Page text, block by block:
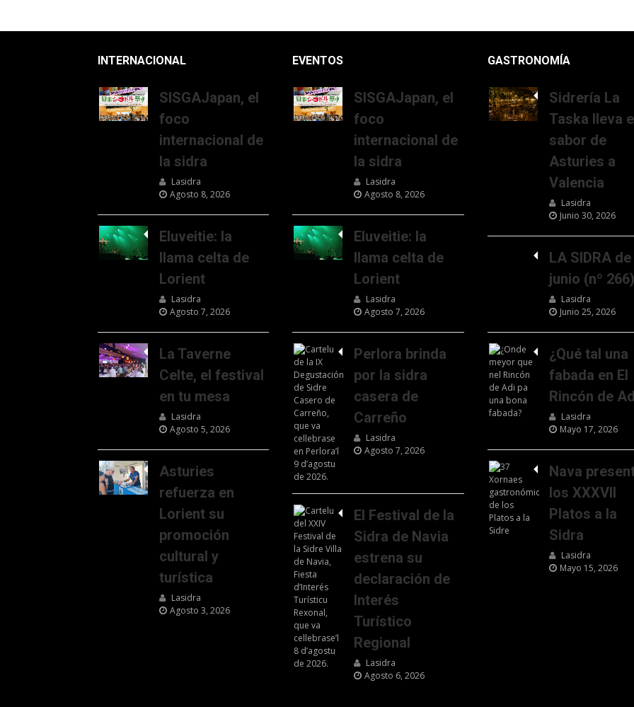
INTERNACIONAL
SISGAJapan, el
foco
internacional de
la sidra
Lasidra
Agosto 8, 2026
Eluveitie: la
llama celta de
Lorient
Lasidra
Agosto 7, 2026
La Taverne
Celte, el festival
en tu mesa
Lasidra
Agosto 5, 2026
Asturies
refuerza en
Lorient su
promoción
cultural y
turística
Lasidra
Agosto 3, 2026
EVENTOS
SISGAJapan, el
foco
internacional de
la sidra
Lasidra
Agosto 8, 2026
Eluveitie: la
llama celta de
Lorient
Lasidra
Agosto 7, 2026
Perlora brinda
por la sidra
casera de
Carreño
Lasidra
Agosto 7, 2026
El Festival de la
Sidra de Navia
estrena su
declaración de
Interés
Turístico
Regional
Lasidra
Agosto 6, 2026
GASTRONOMÍA
Sidrería La
Taska lleva
sabor de
Asturies a
Valencia
Lasidra
Junio 30, 2026
LA SIDRA de
junio (nº 266)
Lasidra
Junio 25, 2026
¿Qué tal una
fabada en El
Rincón de
Lasidra
Mayo 17, 2026
Nava
los XXXVII
Platos a la
Sidra
Lasidra
Mayo 15, 2026